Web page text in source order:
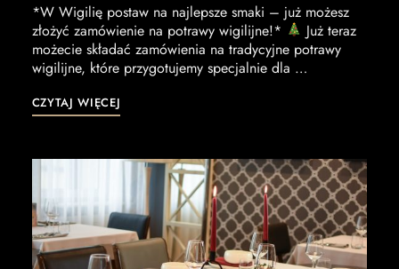
*W Wigilię postaw na najlepsze smaki – już możesz
złożyć zamówienie na potrawy wigilijne!*
Już teraz
możecie składać zamówienia na tradycyjne potrawy
wigilijne, które przygotujemy specjalnie dla …
CZYTAJ WIĘCEJ